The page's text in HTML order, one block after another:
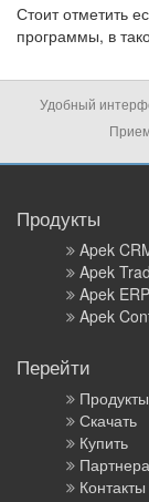
Стоит отметить
программы, в
Удобный
Продукты
Apek
Apek
Apek ERP
Apek
Перейти
Продукты
Скачать
Купить
Контакты